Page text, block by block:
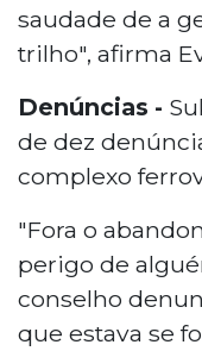
saudade de a
trilho", afirma
Denúncias -
de dez
complexo
"Fora o
perigo de
conselho
que estava se